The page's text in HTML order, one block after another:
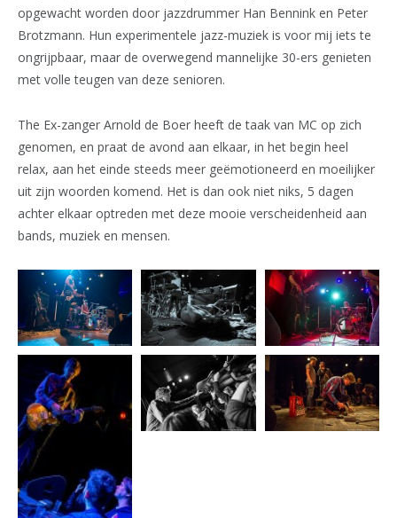
opgewacht worden door jazzdrummer Han Bennink en Peter
Brotzmann. Hun experimentele jazz-muziek is voor mij iets te
ongrijpbaar, maar de overwegend mannelijke 30-ers genieten
met volle teugen van deze senioren.
The Ex-zanger Arnold de Boer heeft de taak van MC op zich
genomen, en praat de avond aan elkaar, in het begin heel
relax, aan het einde steeds meer geëmotioneerd en moeilijker
uit zijn woorden komend. Het is dan ook niet niks, 5 dagen
achter elkaar optreden met deze mooie verscheidenheid aan
bands, muziek en mensen.